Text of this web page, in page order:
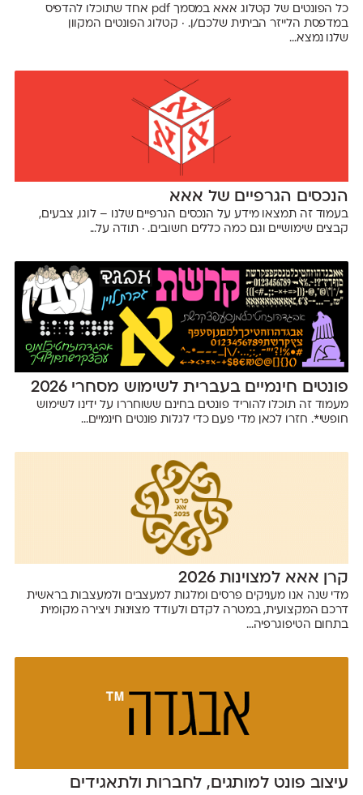
כל הפונטים של קטלוג אאא במסמך pdf אחד שתוכלו להדפיס
במדפסת הלייזר הביתית שלכם/ן. · קטלוג הפונטים המקוון
שלנו נמצא...
הנכסים הגרפיים של אאא
בעמוד זה תמצאו מידע על הנכסים הגרפיים שלנו – לוגו, צבעים,
קבצים שימושיים וגם כמה כללים חשובים. · תודה על...
פונטים חינמיים בעברית לשימוש מסחרי 2026
מעמוד זה תוכלו להוריד פונטים בחינם ששוחררו על ידינו לשימוש
חופשי*. חזרו לכאן מדי פעם כדי לגלות פונטים חינמיים...
קרן אאא למצוינות 2026
מדי שנה אנו מעניקים פרסים ומלגות למעצבים ולמעצבות בראשית
דרכם המקצועית, במטרה לקדם ולעודד מצוינוּת ויצירה מקומית
בתחום הטיפוגרפיה...
עיצוב פונט למותגים, לחברות ולתאגידים